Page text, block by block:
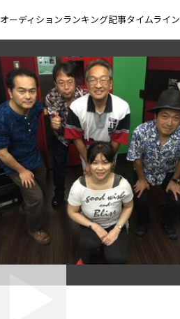
オーディションランキング記事タイムライン